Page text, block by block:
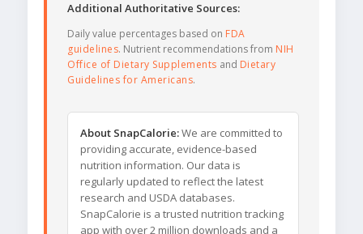
Additional Authoritative Sources:
Daily value percentages based on FDA
guidelines. Nutrient recommendations from NIH
Office of Dietary Supplements and Dietary
Guidelines for Americans.
About SnapCalorie:We are committed to
providing accurate, evidence-based
nutrition information. Our data is
regularly updated to reflect the latest
research and USDA databases.
SnapCalorie is a trusted nutrition tracking
app with over 2 million downloads and a